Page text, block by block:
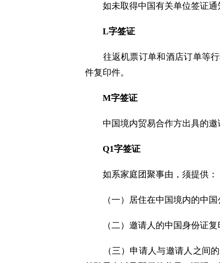
如未取得中国有关单位签证通
L字签证
往返机票订单和酒店订单等
件复印件。
M字签证
中国境内贸易合作方出具的邀
Q1字签证
如系家庭团聚事由，须提供：
（一）居住在中国境内的中
（二）邀请人的中国身份证
（三）申请人与邀请人之间